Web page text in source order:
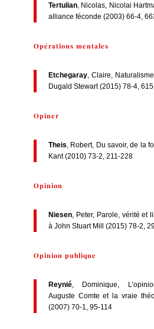
Tertulian, Nicolas, Nicolai
alliance féconde (2003) 66-4,
Opérations mentales
Etchegaray, Claire,
Dugald Stewart (2015) 78-4,
Opiner
Theis, Robert, Du savoir, de la
Kant (2010) 73-2, 211-228
Opinion
Niesen, Peter, Parole, vérité et
à John Stuart Mill (2015) 78-2,
Opinion publique
Reynié, Dominique,
Auguste Comte et la vraie
(2007) 70-1, 95-114